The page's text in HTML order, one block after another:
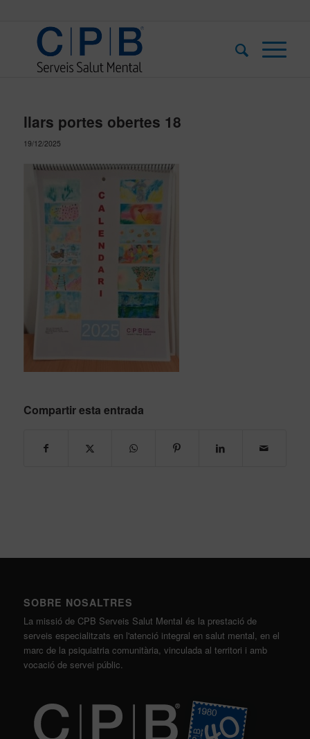
llars portes obertes 18
19/12/2025
Compartir esta entrada
SOBRE NOSALTRES
La missió de CPB Serveis Salut Mental és la prestació de
serveis especialitzats en l'atenció integral en salut mental, en el
marc de la psiquiatria comunitària, vinculada al territori i amb
vocació de servei públic.